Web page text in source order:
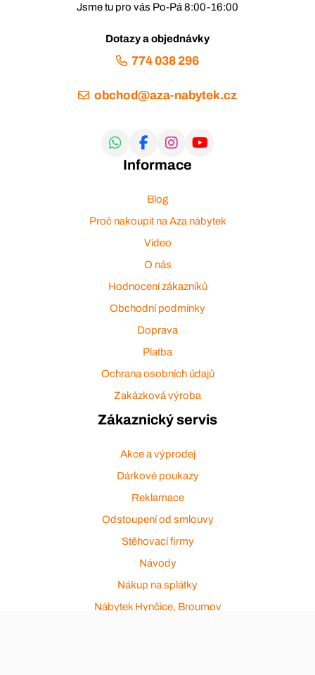
Jsme tu pro vás Po-Pá 8:00-16:00
Dotazy a objednávky
774 038 296
obchod@aza-nabytek.cz
Informace
Blog
Proč nakoupit na Aza nábytek
Video
O nás
Hodnocení zákazníků
Obchodní podmínky
Doprava
Platba
Ochrana osobních údajů
Zakázková výroba
Zákaznický servis
Akce a výprodej
Dárkové poukazy
Reklamace
Odstoupení od smlouvy
Stěhovací firmy
Návody
Nákup na splátky
Nábytek Hynčice, Broumov